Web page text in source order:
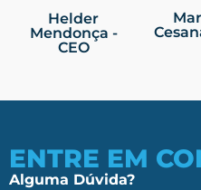
Helder
Mendonça -
CEO
ENTRE EM
Alguma Dúvida?